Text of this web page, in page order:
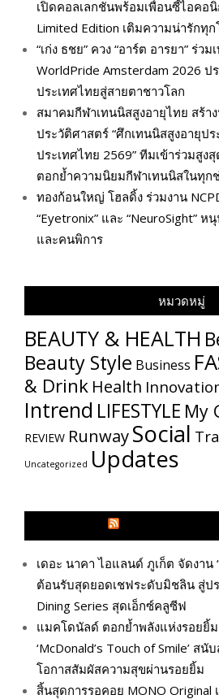
เปิดคอลเลกชันพร้อมเพื่อนซี้ไอคอ
Limited Edition เติมความน่ารักทุก
“เก่ง ธชย” ควง “อาร์ต อารยา” ร่ว
WorldPride Amsterdam 2026 ป
ประเทศไทยสู่สายตาชาวโลก
สมาคมกีฬาเทนนิสสูงอายุไทย สร้า
ประวัติศาสตร์ “ศึกเทนนิสสูงอายุป
ประเทศไทย 2569” ทีมเข้าร่วมสูง
ตอกย้ำความนิยมกีฬาเทนนิสในทุก
ทองก้อนใหญ่ โฮลดิ้ง ร่วมงาน
“Eyetronix” และ “NeuroSight”
และคนพิการ
หมวดหมู่
BEAUTY & HEALTH
Beauty Style Business
& Drink Health
Intrend LIFESTYLE My​
REVIEW RunwaySocial
Uncategorized Updates
เดอะ นาคา ไอแลนด์ ภูเก็ต จัดงาน
ต้อนรับสุดยอดเชฟระดับมิชลิน สู่ป
Dining Series สุดเอ็กซ์คลูซีฟ
แมคโดนัลด์ ตอกย้ำพลังแห่งรอยยิ้
‘McDonald’s Touch of Smile’ ส
โอกาสสัมผัสความสุขผ่านรอยยิ้ม
สิ้นสุดการรอคอย MONO Original